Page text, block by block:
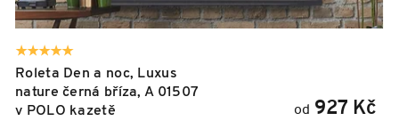
Roleta Den a noc, Luxus
nature černá bříza, A 01507
v POLO kazetě
od 927 Kč